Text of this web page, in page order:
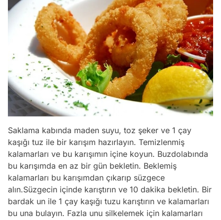
Saklama kabında maden suyu, toz şeker ve 1 çay
kaşığı tuz ile bir karışım hazırlayın. Temizlenmiş
kalamarları ve bu karışımın içine koyun. Buzdolabında
bu karışımda en az bir gün bekletin. Beklemiş
kalamarları bu karışımdan çıkarıp süzgece
alın.Süzgecin içinde karıştırın ve 10 dakika bekletin. Bir
bardak un ile 1 çay kaşığı tuzu karıştırın ve kalamarları
bu una bulayın. Fazla unu silkelemek için kalamarları